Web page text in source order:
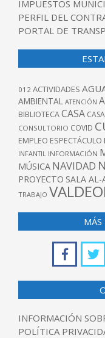
IMPUESTOS
PERFIL DEL
PORTAL DE
012 ACTIVIDADES
AMBIENTAL ATENCIÓN
BIBLIOTECACASA
CONSULTORIO COVID
EMPLEO ESPECTÁCULO
INFANTIL INFORMACIÓN
MÚSICA NAVIDAD
PROYECTO SALA AL-
TRABAJO
INFORMACIÓN
POLÍTICA